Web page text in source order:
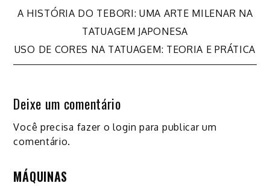
Navegação
de
A HISTÓRIA DO TEBORI: UMA ARTE MILENAR NA
TATUAGEM JAPONESA
USO DE CORES NA TATUAGEM: TEORIA E PRÁTICA
Deixe um comentário
Você precisa fazer ologin para publicar um
comentário.
MÁQUINAS